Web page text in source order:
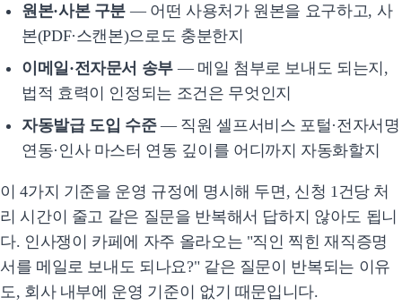
원본·사본 구분 — 어떤 사용처가 원본을 요구하고, 사
본(PDF·스캔본)으로도 충분한지
이메일·전자문서 송부 — 메일 첨부로 보내도 되는지,
법적 효력이 인정되는 조건은 무엇인지
자동발급 도입 수준— 직원 셀프서비스 포털·전자서명
연동·인사 마스터 연동 깊이를 어디까지 자동화할지
이 4가지 기준을 운영 규정에 명시해 두면, 신청 1건당 처
리 시간이 줄고 같은 질문을 반복해서 답하지 않아도 됩니
다. 인사쟁이 카페에 자주 올라오는 "직인 찍힌 재직증명
서를 메일로 보내도 되나요?" 같은 질문이 반복되는 이유
도, 회사 내부에 운영 기준이 없기 때문입니다.